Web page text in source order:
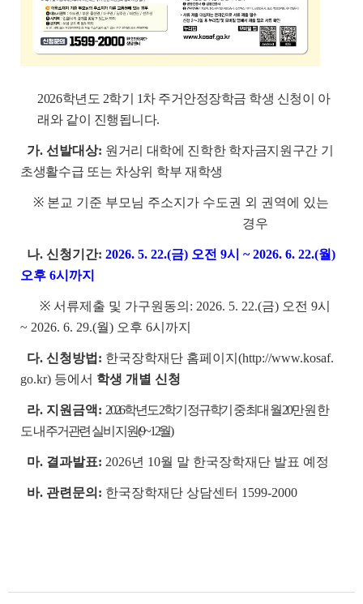
2026학년도 2학기 1차 주거안정장학금 학생 신청이 아
래와 같이 진행됩니다.
가. 선발대상: 원거리 대학에 진학한 학자금지원구간 기
초생활수급 또는 차상위 학부 재학생
※ 본교 기준 부모님 주소지가 수도권 외 권역에 있는
경우
나. 신청기간: 2026. 5. 22.(금) 오전 9시 ~ 2026. 6. 22.(월)
오후 6시까지
※ 서류제출 및 가구원동의: 2026. 5. 22.(금) 오전 9시
~ 2026. 6. 29.(월) 오후 6시까지
다. 신청방법: 한국장학재단 홈페이지(http://www.kosaf.
go.kr) 등에서 학생 개별 신청
라. 지원금액: 2026학년도 2학기 정규학기 중 최대 월 20만 원 한
도 내 주거관련 실비 지원(9~12월)
마. 결과발표: 2026년 10월 말 한국장학재단 발표 예정
바. 관련문의: 한국장학재단 상담센터 1599-2000